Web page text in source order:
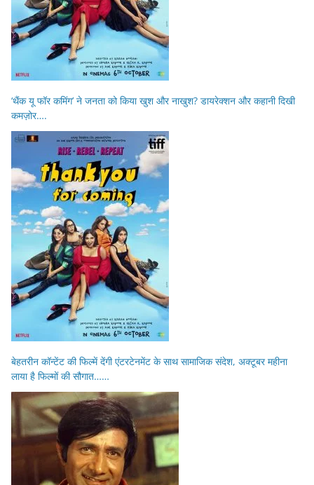
‘थैंक यू फॉर कमिंग’ ने जनता को किया खुश और नाखुश? डायरेक्शन और कहानी दिखी
कमज़ोर….
बेहतरीन कॉन्टेंट की फिल्में देंगी एंटरटेनमेंट के साथ सामाजिक संदेश, अक्टूबर महीना
लाया है फिल्मों की सौगात……